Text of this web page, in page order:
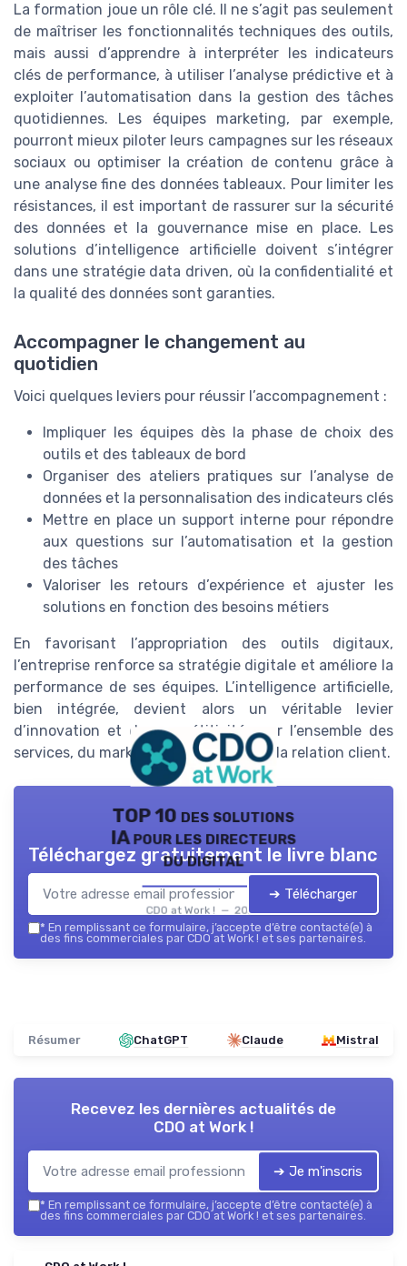
La formation joue un rôle clé. Il ne s’agit pas seulement
de maîtriser les fonctionnalités techniques des outils,
mais aussi d’apprendre à interpréter les indicateurs
clés de performance, à utiliser l’analyse prédictive et à
exploiter l’automatisation dans la gestion des tâches
quotidiennes. Les équipes marketing, par exemple,
pourront mieux piloter leurs campagnes sur les réseaux
sociaux ou optimiser la création de contenu grâce à
une analyse fine des données tableaux. Pour limiter les
résistances, il est important de rassurer sur la sécurité
des données et la gouvernance mise en place. Les
solutions d’intelligence artificielle doivent s’intégrer
dans une stratégie data driven, où la confidentialité et
la qualité des données sont garanties.
Accompagner le changement au
quotidien
Voici quelques leviers pour réussir l’accompagnement :
Impliquer les équipes dès la phase de choix des
outils et des tableaux de bord
Organiser des ateliers pratiques sur l’analyse de
données et la personnalisation des indicateurs clés
Mettre en place un support interne pour répondre
aux questions sur l’automatisation et la gestion
des tâches
Valoriser les retours d’expérience et ajuster les
solutions en fonction des besoins métiers
En favorisant l’appropriation des outils digitaux,
l’entreprise renforce sa stratégie digitale et améliore la
performance de ses équipes. L’intelligence artificielle,
bien intégrée, devient alors un véritable levier
d’innovation et de compétitivité pour l’ensemble des
services, du marketing à la gestion de la relation client.
TOP 10 des solutions
IA pour les directeurs
du digital
CDO at Work ! — 2026
Téléchargez gratuitement le livre blanc
➔ Télécharger
* En remplissant ce formulaire, j’accepte d’être contacté(e) à
des fins commerciales par CDO at Work ! et ses partenaires.
Résumer ChatGPT Claude Mistral
Recevez les dernières actualités de
CDO at Work !
➔ Je m'inscris
* En remplissant ce formulaire, j’accepte d’être contacté(e) à
des fins commerciales par CDO at Work ! et ses partenaires.